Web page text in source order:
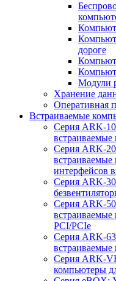
дороге
Модули
Хранение
Оперативная
Встраиваемые
Серия ARK-
Серия ARK-
интерфейсов
Серия ARK-
Серия ARK-
PCI/PCIe
Серия ARK-
Серия ARK-
компьютеры